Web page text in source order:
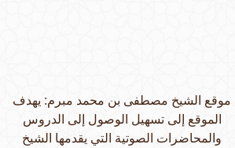
موقع الشيخ مصطفى بن محمد مبرم: يهدف
الموقع إلى تسهيل الوصول إلى الدروس
والمحاضرات الصوتية التي يقدمها الشيخ